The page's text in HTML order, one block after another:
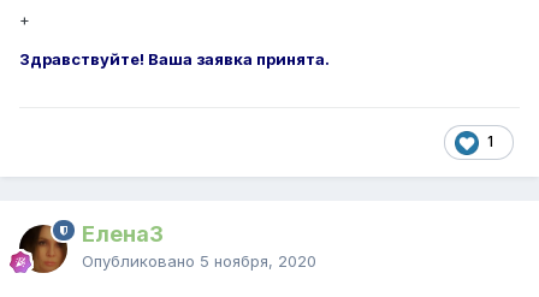
+
Здравствуйте! Ваша заявка принята.
1
ЕленаЗ
Опубликовано 5 ноября, 2020